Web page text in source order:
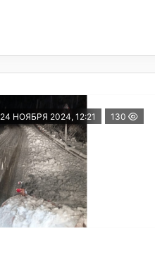
24 НОЯБРЯ 2024, 12:21 130